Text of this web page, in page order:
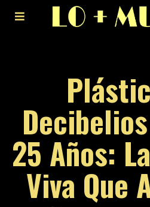
25 Años:
Viva Que